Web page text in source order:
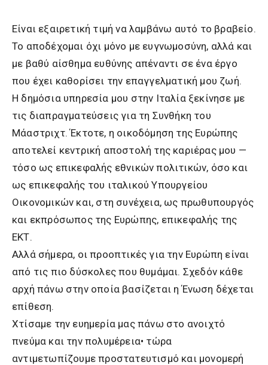
Είναι εξαιρετική τιμή να λαμβάνω αυτό το βραβείο.
Το αποδέχομαι όχι μόνο με ευγνωμοσύνη, αλλά και
με βαθύ αίσθημα ευθύνης απέναντι σε ένα έργο
που έχει καθορίσει την επαγγελματική μου ζωή.
Η δημόσια υπηρεσία μου στην Ιταλία ξεκίνησε με
τις διαπραγματεύσεις για τη Συνθήκη του
Μάαστριχτ. Έκτοτε, η οικοδόμηση της Ευρώπης
αποτελεί κεντρική αποστολή της καριέρας μου —
τόσο ως επικεφαλής εθνικών πολιτικών, όσο και
ως επικεφαλής του ιταλικού Υπουργείου
Οικονομικών και, στη συνέχεια, ως πρωθυπουργός
και εκπρόσωπος της Ευρώπης, επικεφαλής της
ΕΚΤ.
Αλλά σήμερα, οι προοπτικές για την Ευρώπη είναι
από τις πιο δύσκολες που θυμάμαι. Σχεδόν κάθε
αρχή πάνω στην οποία βασίζεται η Ένωση δέχεται
επίθεση.
Χτίσαμε την ευημερία μας πάνω στο ανοιχτό
πνεύμα και την πολυμέρεια• τώρα
αντιμετωπίζουμε προστατευτισμό και μονομερή